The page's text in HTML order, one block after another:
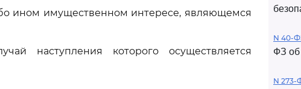
ином имущественном интересе, являющемся
наступления которого осуществляется
N 40-
ФЗ
N 273-